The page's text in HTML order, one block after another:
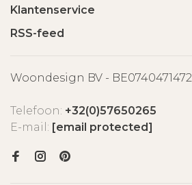
Klantenservice
RSS-feed
Woondesign BV - BE0740471472
Telefoon: +32(0)57650265
E-mail: [email protected]